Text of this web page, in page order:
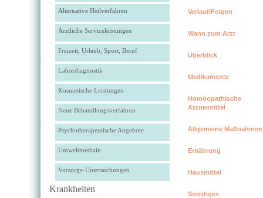
Alternative Heilverfahren
Ärztliche Serviceleistungen
Freizeit, Urlaub, Sport, Beruf
Labordiagnostik
Kosmetische Leistungen
Neue Behandlungsverfahren
Psychotherapeutische Angebote
Umweltmedizin
Vorsorge-Untersuchungen
Krankheiten
Verlauf/Folgen
Wann zum Arzt
Überblick
Medikamente
Homöopathische
Arzneimittel
Allgemeine Maßnahmen
Ernährung
Hausmittel
Sonstiges